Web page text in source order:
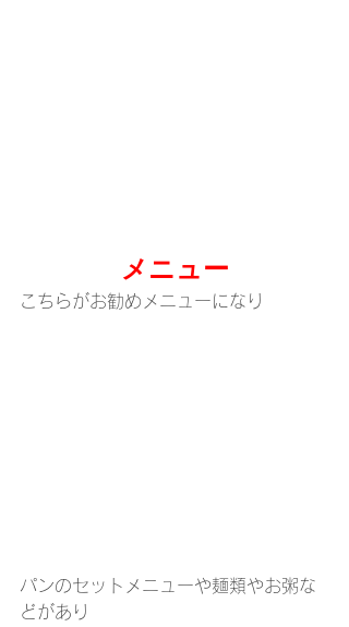
メニュー
こちらがお勧めメニューになり
パンのセットメニューや麺類やお粥な
どがあり